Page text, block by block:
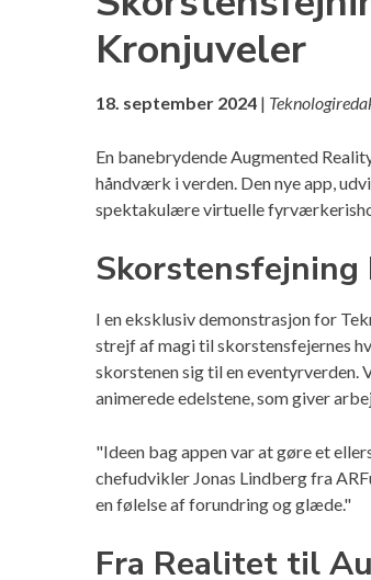
Kronjuveler
18. september 2024 |
En banebrydende Augmented
håndværk i verden. Den nye app,
spektakulære virtuelle
I en eksklusiv demonstrasjon for
strejf af magi til skorstensfejernes
skorstenen sig til en
animerede edelstene, som giver
"Ideen bag appen var at gøre et
chefudvikler Jonas Lindberg fra
en følelse af forundring og glæde."
Fra Realitet til